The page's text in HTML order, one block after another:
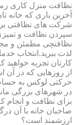
نظافت منزل کاری
آخرین باری که خانه
شرکت های نظافتی
سپردن نظافت و
نظافتچی مطمئن و
لذت ببرید.انتخاب
کارتان تجربه خواهید
از روزهایی که در
حرکتی لوکس به
در شهرهای بزرگی
برای نظافت و انجام
صاحبان خانه با آن
ارزشمند است؟